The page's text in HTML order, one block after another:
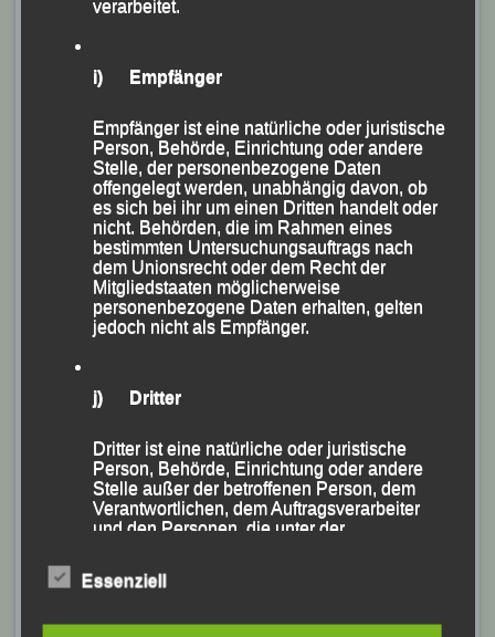
Unter dem Beifall der zahlreichen Eltern und Fans –
30-m-Sprint der neunjährigen Damen
Trotz der zum Teil sehr großen Teilnehmerfelder
brachten die LG-Organisatoren das zur Tradition
gewordene „Mc Donald`s-Meeting“ mit ihrem jungen
und fast zeitplangerecht über die Bühne.
verarbeitet.
i) Empfänger
Empfänger ist eine natürliche oder juristische
Person, Behörde, Einrichtung oder andere
Stelle, der personenbezogene Daten
offengelegt werden, unabhängig davon, ob
es sich bei ihr um einen Dritten handelt oder
nicht. Behörden, die im Rahmen eines
bestimmten Untersuchungsauftrags nach
dem Unionsrecht oder dem Recht der
Mitgliedstaaten möglicherweise
personenbezogene Daten erhalten, gelten
jedoch nicht als Empfänger.
j) Dritter
Dritter ist eine natürliche oder juristische
Person, Behörde, Einrichtung oder andere
Stelle außer der betroffenen Person, dem
Verantwortlichen, dem Auftragsverarbeiter
und den Personen, die unter der
Auftragsverarbeiters befugt sind, die
Essenziell